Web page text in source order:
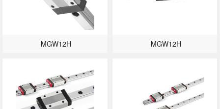
MGW12H MGW12H